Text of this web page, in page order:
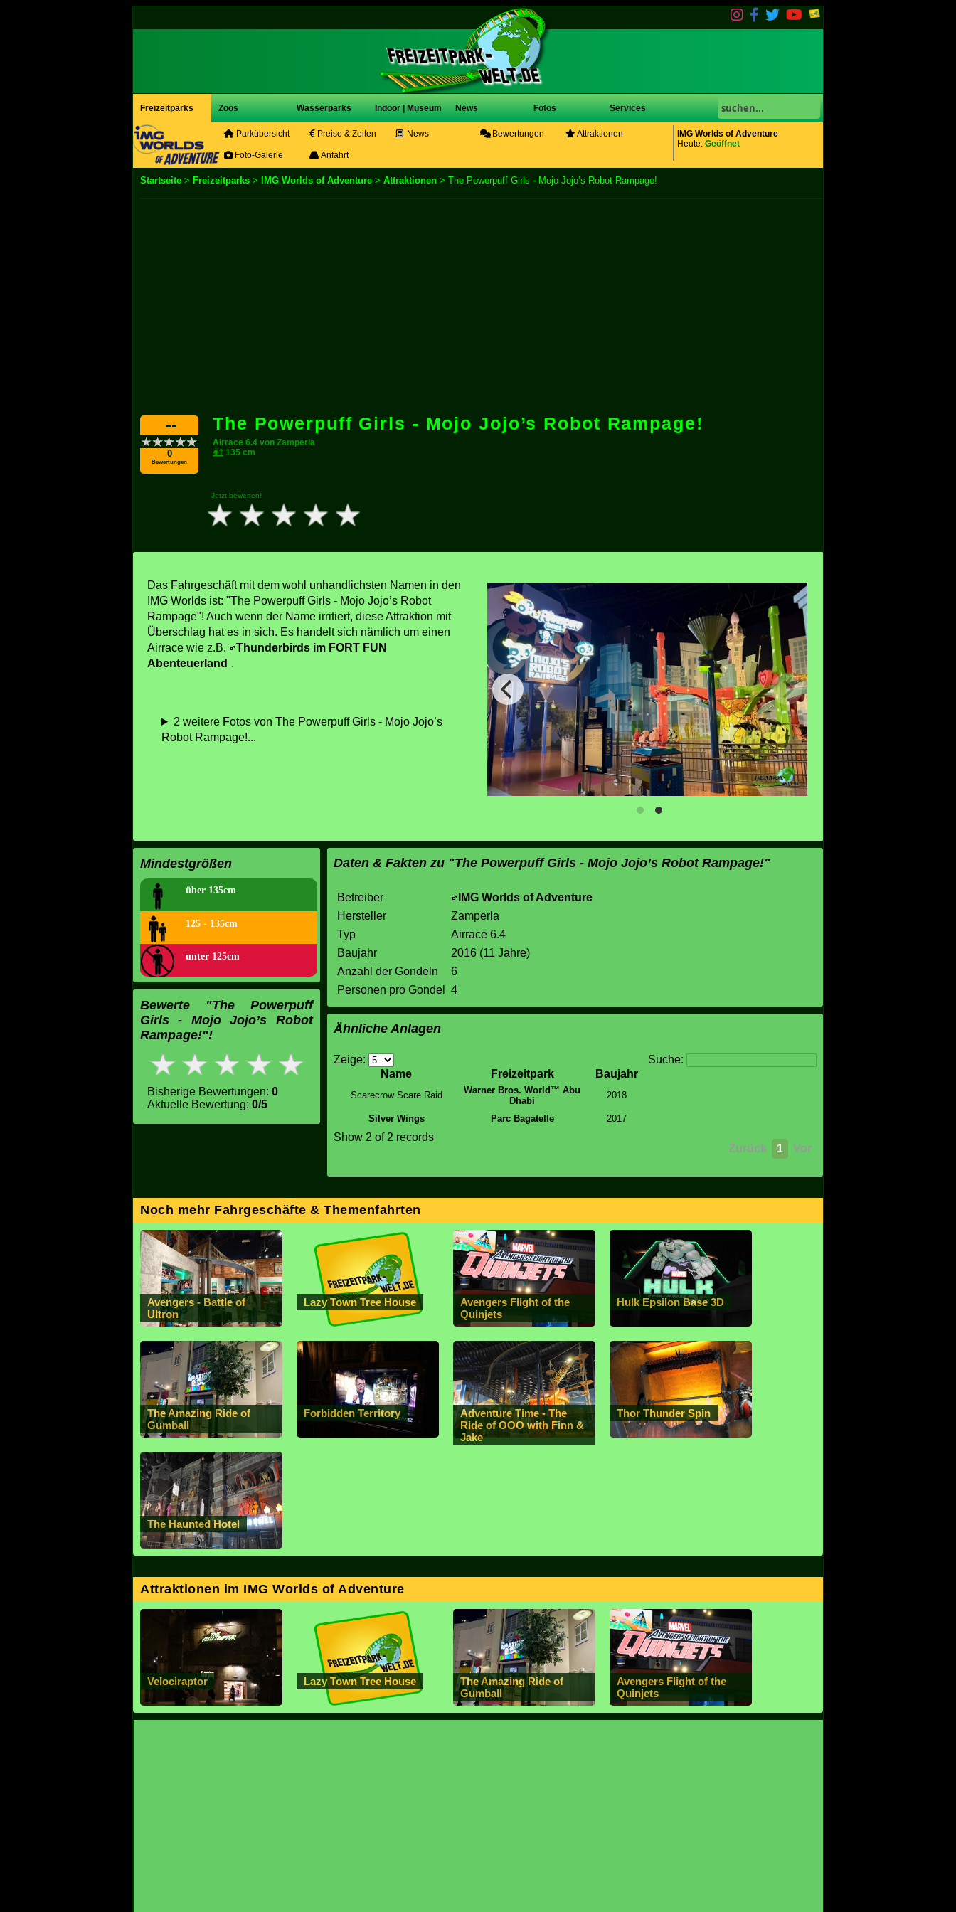
Freizeitparks Zoos Wasserparks Indoor | Museum News Fotos Services
IMG Worlds of Adventure
Heute: Geöffnet
Parkübersicht Preise & Zeiten News Bewertungen Attraktionen
Foto-Galerie Anfahrt
Startseite > Freizeitparks > IMG Worlds of Adventure > Attraktionen > The Powerpuff Girls - Mojo Jojo’s Robot Rampage!
--
0
Bewertungen
The Powerpuff Girls - Mojo Jojo’s Robot Rampage!
Airrace 6.4 von Zamperla
135 cm
Jetzt bewerten!
Das Fahrgeschäft mit dem wohl unhandlichsten Namen in den
IMG Worlds ist: "The Powerpuff Girls - Mojo Jojo’s Robot
Rampage"! Auch wenn der Name irritiert, diese Attraktion mit
Überschlag hat es in sich. Es handelt sich nämlich um einen
Airrace wie z.B.
Thunderbirds im FORT FUN
Abenteuerland .
2 weitere Fotos von The Powerpuff Girls - Mojo Jojo’s
Robot Rampage!...
Mindestgrößen
über 135cm
125 - 135cm
unter 125cm
Bewerte "The Powerpuff
Girls - Mojo Jojo’s Robot
Rampage!"!
Bisherige Bewertungen: 0
Aktuelle Bewertung: 0/5
Daten & Fakten zu "The Powerpuff Girls - Mojo Jojo’s Robot Rampage!"
Betreiber
IMG Worlds of Adventure
Hersteller
Zamperla
Typ
Airrace 6.4
Baujahr
2016 (11 Jahre)
Anzahl der Gondeln
6
Personen pro Gondel
4
Ähnliche Anlagen
Suche:
Zeige:
Name
Freizeitpark Baujahr
Scarecrow Scare Raid
Warner Bros. World™ Abu
Dhabi
2018
Silver Wings Parc Bagatelle 2017
Zurück 1 Vor
Show 2 of 2 records
Noch mehr Fahrgeschäfte & Themenfahrten
Avengers - Battle of
Ultron
Lazy Town Tree House
Avengers Flight of the
Quinjets
Hulk Epsilon Base 3D
The Amazing Ride of
Gumball
Forbidden Territory
Adventure Time - The
Ride of OOO with Finn &
Jake
Thor Thunder Spin
The Haunted Hotel
Attraktionen im IMG Worlds of Adventure
Velociraptor Lazy Town Tree House
The Amazing Ride of
Gumball
Avengers Flight of the
Quinjets